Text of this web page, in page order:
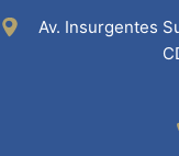
Av. Insurgentes